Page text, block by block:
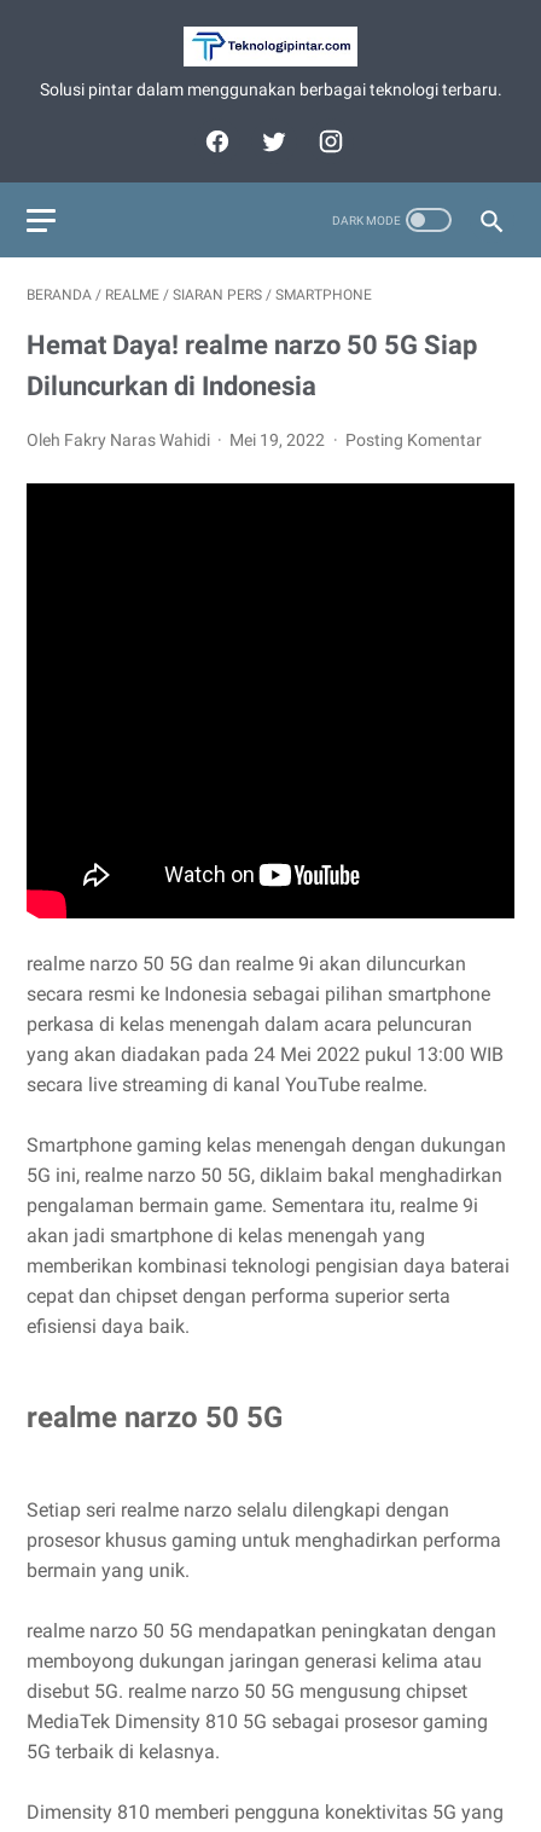
Solusi pintar dalam menggunakan berbagai teknologi terbaru.
BERANDA / REALME / SIARAN PERS / SMARTPHONE
Hemat Daya! realme narzo 50 5G Siap
Diluncurkan di Indonesia
Oleh Fakry Naras Wahidi Mei 19, 2022 Posting Komentar
realme narzo 50 5G dan realme 9i akan diluncurkan
secara resmi ke Indonesia sebagai pilihan smartphone
perkasa di kelas menengah dalam acara peluncuran
yang akan diadakan pada 24 Mei 2022 pukul 13:00 WIB
secara live streaming di kanal YouTube realme.
Smartphone gaming kelas menengah dengan dukungan
5G ini, realme narzo 50 5G, diklaim bakal menghadirkan
pengalaman bermain game. Sementara itu, realme 9i
akan jadi smartphone di kelas menengah yang
memberikan kombinasi teknologi pengisian daya baterai
cepat dan chipset dengan performa superior serta
efisiensi daya baik.
realme narzo 50 5G
Setiap seri realme narzo selalu dilengkapi dengan
prosesor khusus gaming untuk menghadirkan performa
bermain yang unik.
realme narzo 50 5G mendapatkan peningkatan dengan
memboyong dukungan jaringan generasi kelima atau
disebut 5G. realme narzo 50 5G mengusung chipset
MediaTek Dimensity 810 5G sebagai prosesor gaming
5G terbaik di kelasnya.
Dimensity 810 memberi pengguna konektivitas 5G yang